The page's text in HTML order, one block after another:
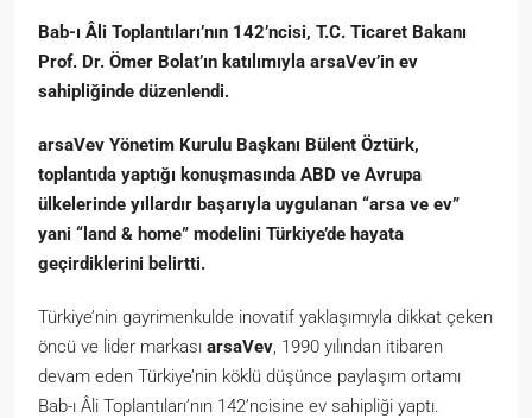
Bab-ı Âli Toplantıları’nın 142’ncisi, T.C. Ticaret Bakanı
Prof. Dr. Ömer Bolat’ın katılımıyla arsaVev’in ev
sahipliğinde düzenlendi.
arsaVev Yönetim Kurulu Başkanı Bülent Öztürk,
toplantıda yaptığı konuşmasında ABD ve Avrupa
ülkelerinde yıllardır başarıyla uygulanan “arsa ve ev”
yani “land & home” modelini Türkiye’de hayata
geçirdiklerini belirtti.
Türkiye’nin gayrimenkulde inovatif yaklaşımıyla dikkat çeken
öncü ve lider markası arsaVev, 1990 yılından itibaren
devam eden Türkiye’nin köklü düşünce paylaşım ortamı
Bab-ı Âli Toplantıları’nın 142’ncisine ev sahipliği yaptı.